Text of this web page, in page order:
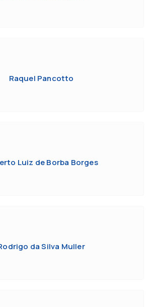
Raquel Pancotto
Luiz de Borba Borges
da Silva Muller